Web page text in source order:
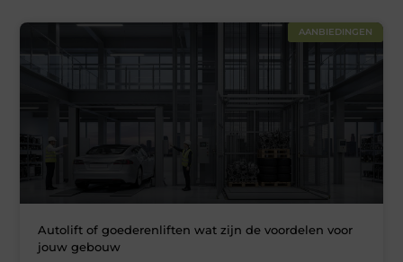
AANBIEDINGEN
Autolift of goederenliften wat zijn de voordelen voor
jouw gebouw